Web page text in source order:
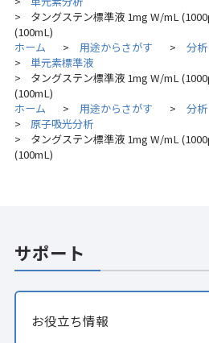
>
タングステン標準液 1mg W/mL
(100mL)
ホーム
> 用途からさがす > 分析
> 単元素標準液
>
タングステン標準液 1mg W/mL
(100mL)
ホーム
> 用途からさがす > 分析
> 原子吸光分析
>
タングステン標準液 1mg W/mL
(100mL)
サポート
お役立ち情報